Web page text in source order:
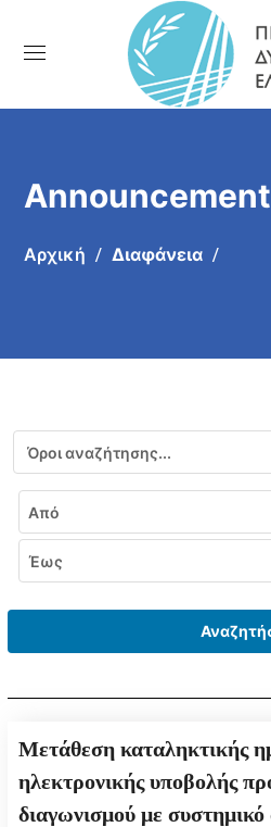
Αρχική Διαφάνεια
Αναζήτηση
Εύρος ημερομηνιών
Από
Έως
Μετάθεση καταληκτικής
ηλεκτρονικής υποβολής προσφορών
διαγωνισμού με